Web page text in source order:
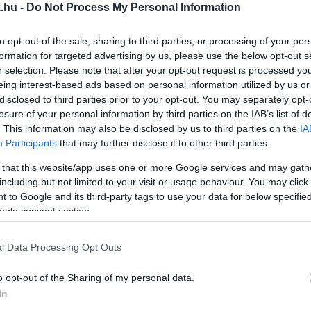
- Do Not Process My Personal Information
opt-out of the sale, sharing to third parties, or processing of your
for targeted advertising by us, please use the below opt-out
selection. Please note that after your opt-out request is processed
interest-based ads based on personal information utilized by us
to third parties prior to your opt-out. You may separately
of your personal information by third parties on the IAB’s list of
This information may also be disclosed by us to third parties on the
Participants that may further disclose it to other third parties.
that this website/app uses one or more Google services and may
but not limited to your visit or usage behaviour. You may
to Google and its third-party tags to use your data for below
consent section.
Data Processing Opt Outs
opt-out of the Sharing of my personal data.
ÁT KELL ALAKÍTANI
energiát, de évente akár 500 milliárd forintnyi
ENERGIAPOLITIKÁN BEEFEL ORBÁN VIKTOR ÉS
riogat, míg a TISZA több lábon álló ellátást ígér.
„REZSICSÖKKENTÉS NUKU”
tovább a saját szobrát.